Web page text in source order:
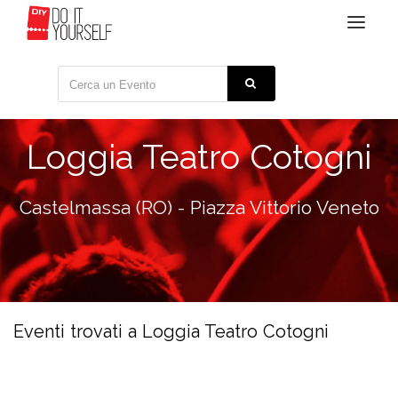
Toggle
Loggia Teatro Cotogni
Castelmassa (RO) - Piazza Vittorio Veneto
Eventi trovati a Loggia Teatro Cotogni